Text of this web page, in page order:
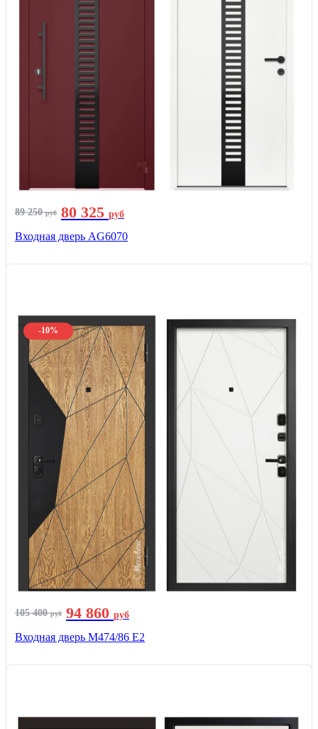
89 250руб 80 325 руб
Входная дверь AG6070
-10%
105 400руб 94 860 руб
Входная дверь М474/86 Е2